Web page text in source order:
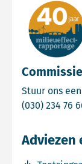
Stuur ons
(030) 234 76
Adviezen